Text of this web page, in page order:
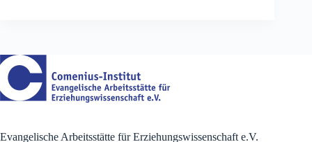
Evangelische Arbeitsstätte für Erziehungswissenschaft e.V.